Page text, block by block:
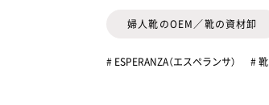
婦人靴のOEM／靴の資材卸
# ESPERANZA（エスペランサ） # 靴